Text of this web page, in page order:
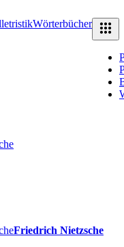
Wörterbücher
Friedrich Nietzsche